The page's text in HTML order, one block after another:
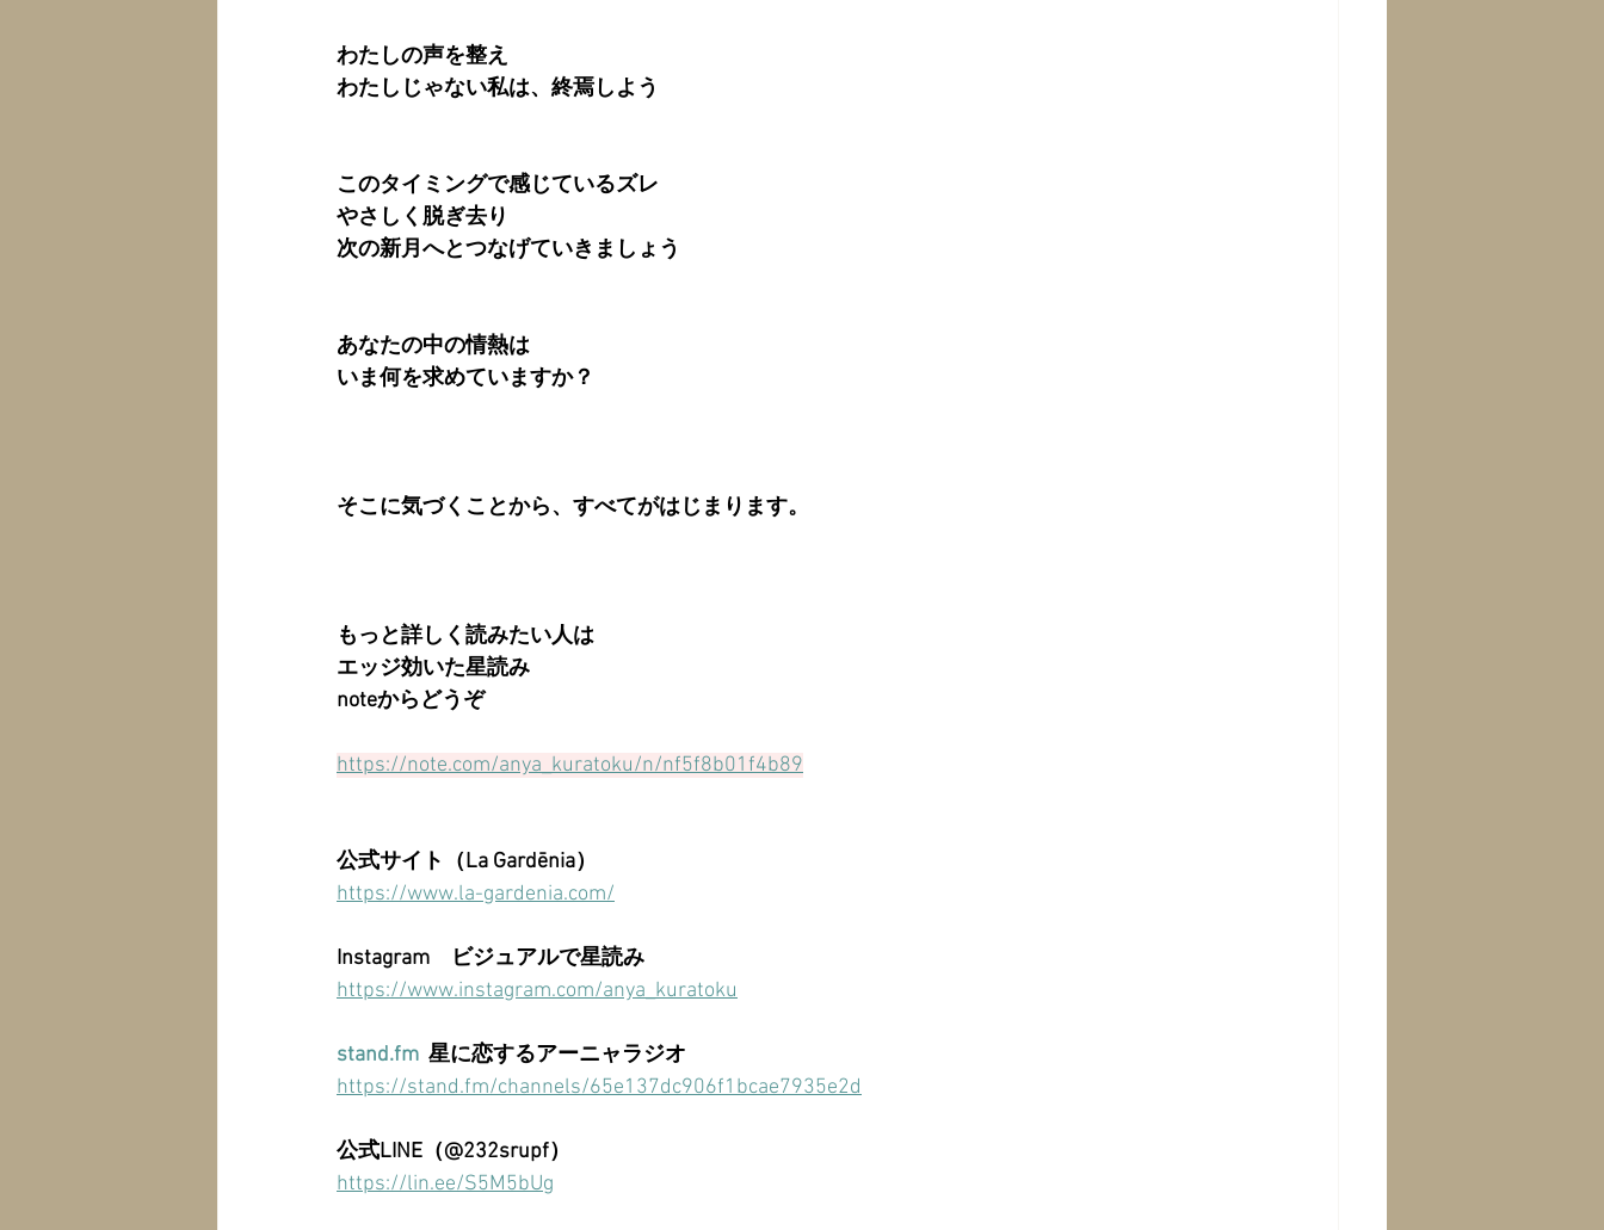
わたしの声を整え
わたしじゃない私は、終焉しよう
このタイミングで感じているズレ
やさしく脱ぎ去り
次の新月へとつなげていきましょう
あなたの中の情熱は
いま何を求めていますか？
そこに気づくことから、すべてがはじまります。
もっと詳しく読みたい人は
エッジ効いた星読み
noteからどうぞ
https://note.com/anya_kuratoku/n/nf5f8b01f4b89
公式サイト（La Gardēnia）
https://www.la-gardenia.com/
Instagram　ビジュアルで星読み
https://www.instagram.com/anya_kuratoku
stand.fm
  星に恋するアーニャラジオ
https://stand.fm/channels/65e137dc906f1bcae7935e2d
公式LINE（@232srupf）
https://lin.ee/S5M5bUg